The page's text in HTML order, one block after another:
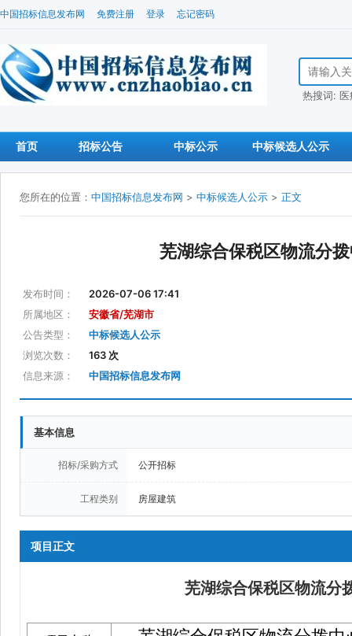
中国招标信息发布网 免费注册 登录 忘记密码
搜索招标信
热搜词:
首页 招标公告 中标公示 中标候选人公示
您所在的位置： 中国招标信息发布网 > 中标候选人公示 > 正文
芜湖综合保税区物流分
发布时间：
2026-07-06 17:41
所属地区：
安徽省/芜湖市
公告类型：
中标候选人公示
浏览次数：
163 次
信息来源：
中国招标信息发布网
基本信息
招标/采购方式 公开招标
工程类别 房屋建筑
项目正文